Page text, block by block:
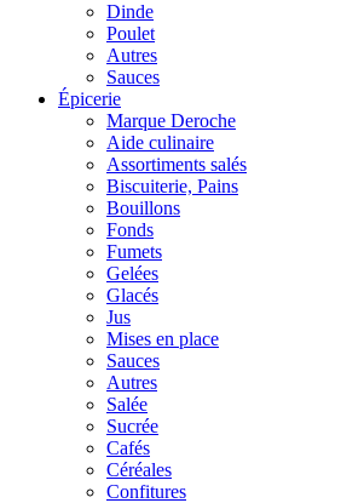
Dinde
Poulet
Autres
Sauces
Épicerie
Marque Deroche
Aide culinaire
Assortiments salés
Biscuiterie, Pains
Bouillons
Fonds
Fumets
Gelées
Glacés
Jus
Mises en place
Sauces
Autres
Salée
Sucrée
Cafés
Céréales
Confitures